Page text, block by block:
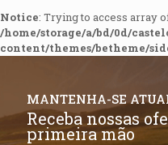
Notice: Trying to access array
/home/storage/a/bd/0d/
content/themes/betheme/
MANTENHA-SE
Receba nossas
primeira mão